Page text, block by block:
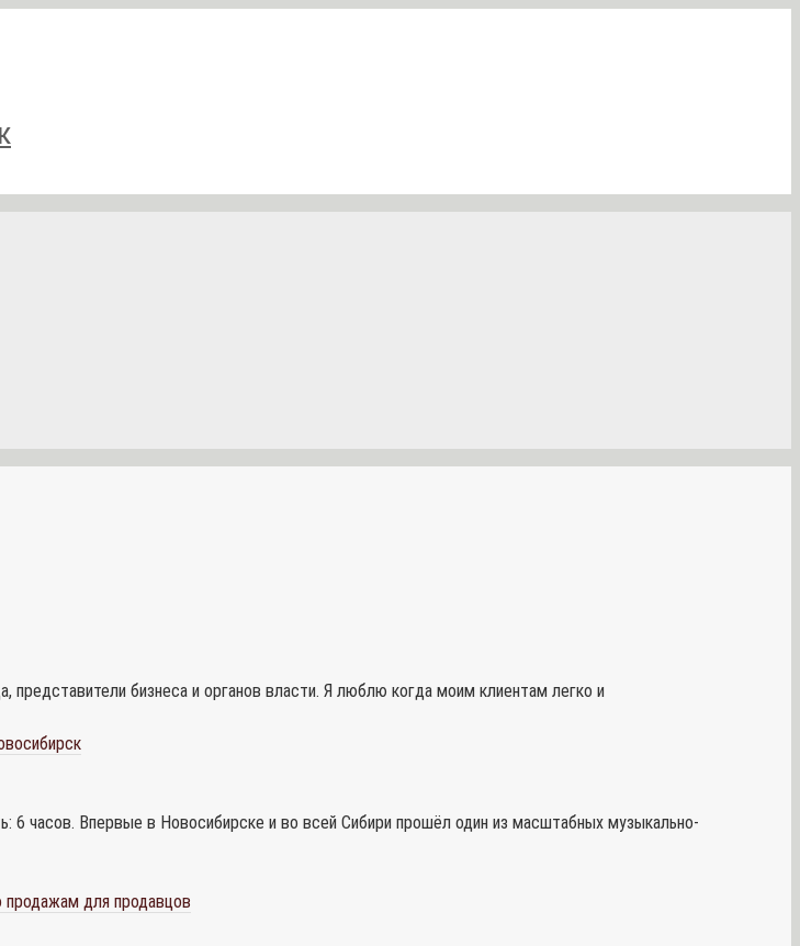
бизнеса и органов власти. Я люблю когда моим клиентам легко и
6 часов. Впервые в Новосибирске и во всей Сибири прошёл один из масштабных музыкально-
продажам для продавцов